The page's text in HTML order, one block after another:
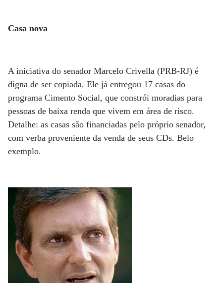
Casa nova
A iniciativa do senador Marcelo Crivella (PRB-RJ) é
digna de ser copiada. Ele já entregou 17 casas do
programa Cimento Social, que constrói moradias para
pessoas de baixa renda que vivem em área de risco.
Detalhe: as casas são financiadas pelo próprio senador,
com verba proveniente da venda de seus CDs. Belo
exemplo.